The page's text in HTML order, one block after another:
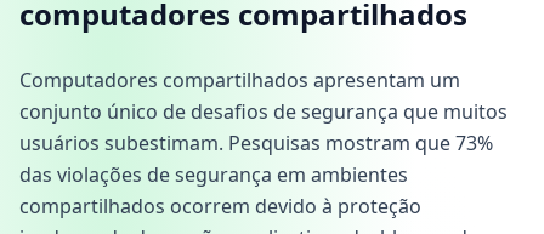
computadores compartilhados
Computadores compartilhados apresentam um
conjunto único de desafios de segurança que muitos
usuários subestimam. Pesquisas mostram que 73%
das violações de segurança em ambientes
compartilhados ocorrem devido à proteção